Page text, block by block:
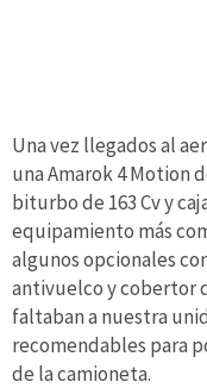
Una vez llegados al
una Amarok 4 Motion
biturbo de 163 Cv y
equipamiento más
algunos opcionales
antivuelco y cobertor
faltaban a nuestra
recomendables para
de la camioneta.